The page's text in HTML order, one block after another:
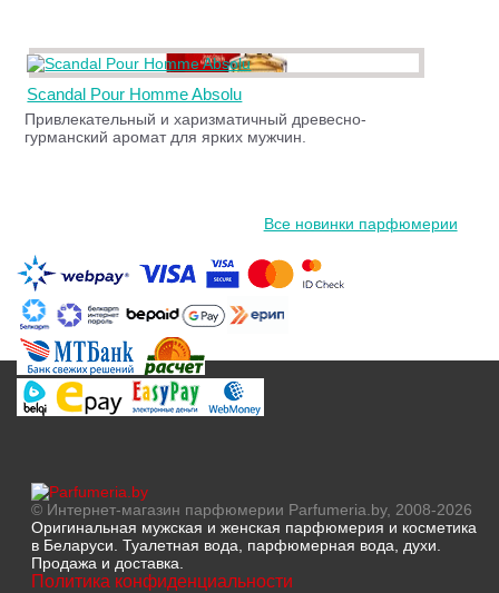
Scandal Pour Homme Absolu
Привлекательный и харизматичный древесно-
гурманский аромат для ярких мужчин.
Все новинки парфюмерии
© Интернет-магазин парфюмерии Parfumeria.by, 2008-2026
Оригинальная мужская и женская парфюмерия и косметика
в Беларуси. Туалетная вода, парфюмерная вода, духи.
Продажа и доставка.
Политика конфиденциальности